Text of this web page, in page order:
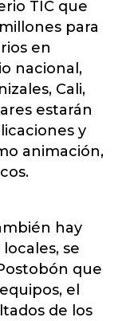
TIC que
para
en
nacional,
Cali,
estarán
y
animación,
hay
se
que
el
de los